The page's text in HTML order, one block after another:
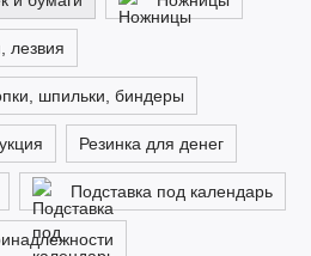
лезвия
шпильки, биндеры
Резинка для денег
Подставка под календарь